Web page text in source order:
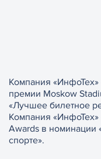
Компания
премии Moskow
«Лучшее билетное
Компания
Awards в
спорте».